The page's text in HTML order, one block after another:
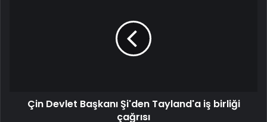
Çin Devlet Başkanı Şi'den Tayland'a iş birliği
çağrısı